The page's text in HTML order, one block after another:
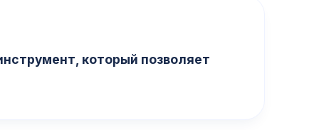
который позволяет